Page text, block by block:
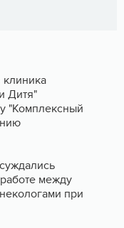
клиника
Дитя"
"Комплексный
между
при